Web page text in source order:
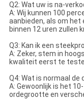
Q2: Wat uw is na-
A: Wij kunnen 100
aanbieden, als om het
binnen 12 uren zullen
Q3: Kan ik een
A: Zeker, stem in
kwaliteit eerst te
Q4: Wat is normaal de
A: Gewoonlijk is het
ordegrootte en